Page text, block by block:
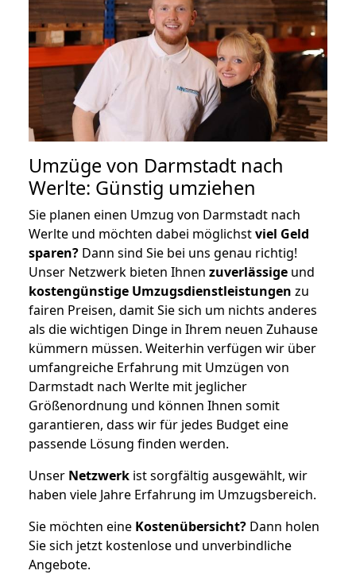
Umzüge von Darmstadt nach
Werlte: Günstig umziehen
Sie planen einen Umzug von Darmstadt nach
Werlte und möchten dabei möglichstviel Geld
sparen? Dann sind Sie bei uns genau richtig!
Unser Netzwerk bieten Ihnen zuverlässige und
kostengünstige Umzugsdienstleistungen zu
fairen Preisen, damit Sie sich um nichts anderes
als die wichtigen Dinge in Ihrem neuen Zuhause
kümmern müssen. Weiterhin verfügen wir über
umfangreiche Erfahrung mit Umzügen von
Darmstadt nach Werlte mit jeglicher
Größenordnung und können Ihnen somit
garantieren, dass wir für jedes Budget eine
passende Lösung finden werden.
Unser Netzwerk ist sorgfältig ausgewählt, wir
haben viele Jahre Erfahrung im Umzugsbereich.
Sie möchten eine Kostenübersicht? Dann holen
Sie sich jetzt kostenlose und unverbindliche
Angebote.